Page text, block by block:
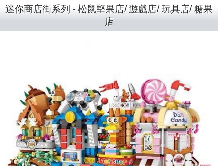
迷你商店街系列 - 松鼠堅果店/ 遊戲店/ 玩具店/ 糖果
店